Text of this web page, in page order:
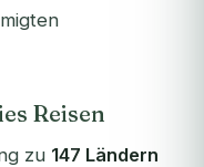
Reisen
zu 147 Ländern